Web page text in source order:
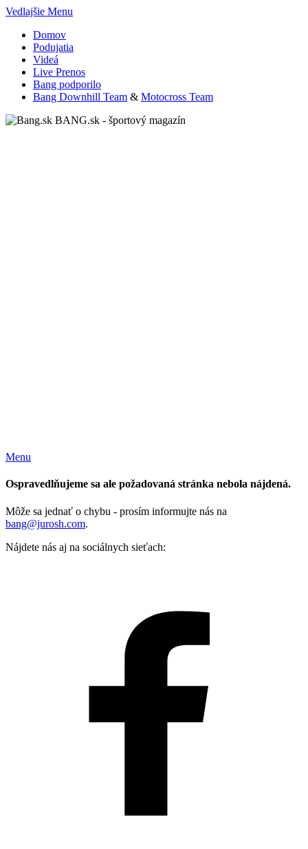
Vedlajšie Menu
Domov
Podujatia
Videá
Live Prenos
Bang podporilo
Bang Downhill Team & Motocross Team
BANG.sk - športový magazín
Menu
Ospravedlňujeme sa ale požadovaná stránka nebola nájdená.
Môže sa jednať o chybu - prosím informujte nás na
bang@jurosh.com.
Nájdete nás aj na sociálnych sieťach: